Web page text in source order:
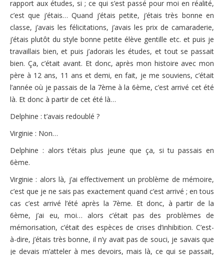
rapport aux études, si ; ce qui s’est passé pour moi en réalité,
c’est que j’étais… Quand j’étais petite, j’étais très bonne en
classe, j’avais les félicitations, j’avais les prix de camaraderie,
j’étais plutôt du style bonne petite élève gentille etc. et puis je
travaillais bien, et puis j’adorais les études, et tout se passait
bien. Ça, c’était avant. Et donc, après mon histoire avec mon
père à 12 ans, 11 ans et demi, en fait, je me souviens, c’était
l’année où je passais de la 7ème à la 6ème, c’est arrivé cet été
là. Et donc à partir de cet été là…
Delphine : t’avais redoublé ?
Virginie : Non…
Delphine : alors t’étais plus jeune que ça, si tu passais en
6ème.
Virginie : alors là, j’ai effectivement un problème de mémoire,
c’est que je ne sais pas exactement quand c’est arrivé ; en tous
cas c’est arrivé l’été après la 7ème. Et donc, à partir de la
6ème, j’ai eu, moi… alors c’était pas des problèmes de
mémorisation, c’était des espèces de crises d’inhibition. C’est-
à-dire, j’étais très bonne, il n’y avait pas de souci, je savais que
je devais m’atteler à mes devoirs, mais là, ce qui se passait,